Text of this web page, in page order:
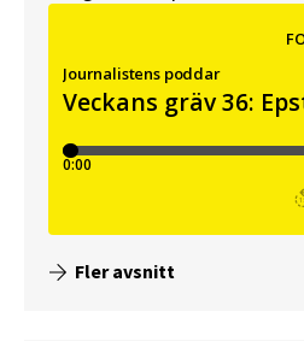
Fler avsnitt